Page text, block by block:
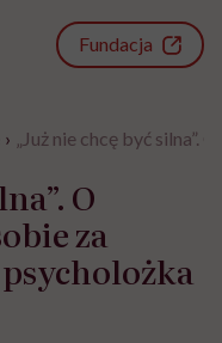
Fundacja
› „Już nie chcę być
O
za